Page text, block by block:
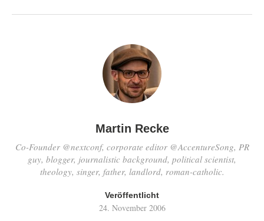
Martin Recke
Co-Founder @nextconf, corporate editor @AccentureSong, PR
guy, blogger, journalistic background, political scientist,
theology, singer, father, landlord, roman-catholic.
Veröffentlicht
24. November 2006